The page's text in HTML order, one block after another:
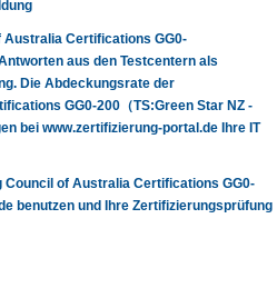
Australia Certifications GG0-
aus den Testcentern als
Die Abdeckungsrate der
GG0-200（TS:Green Star NZ -
bei www.zertifizierung-portal.de Ihre IT
Council of Australia Certifications GG0-
benutzen und Ihre Zertifizierungsprüfung